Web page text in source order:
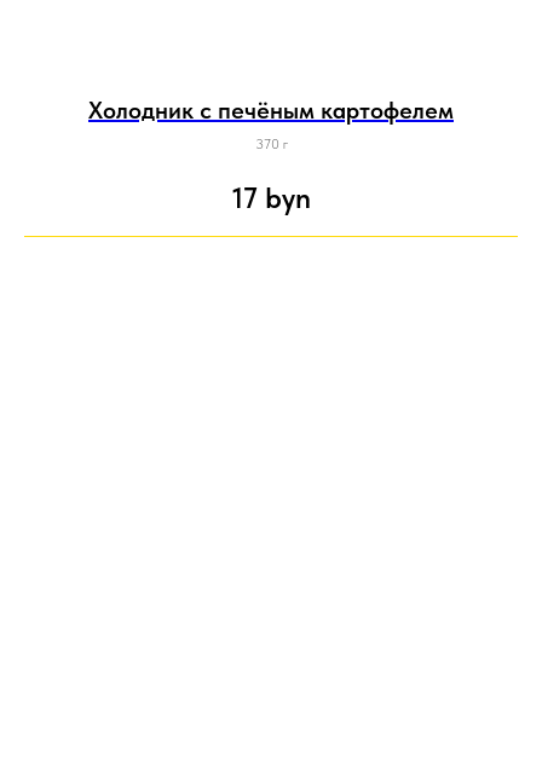
Холодник c печёным картофелем
370 г
17 byn